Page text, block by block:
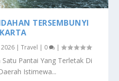
TERSEMBUNYI
2026 |Travel | 0 |
Pantai Yang Terletak Di
Istimewa...